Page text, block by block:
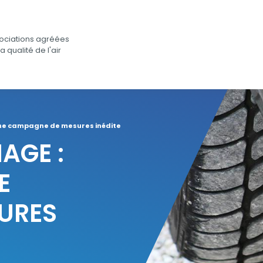
agréées
qualité de l'air
campagne de mesures inédite
: